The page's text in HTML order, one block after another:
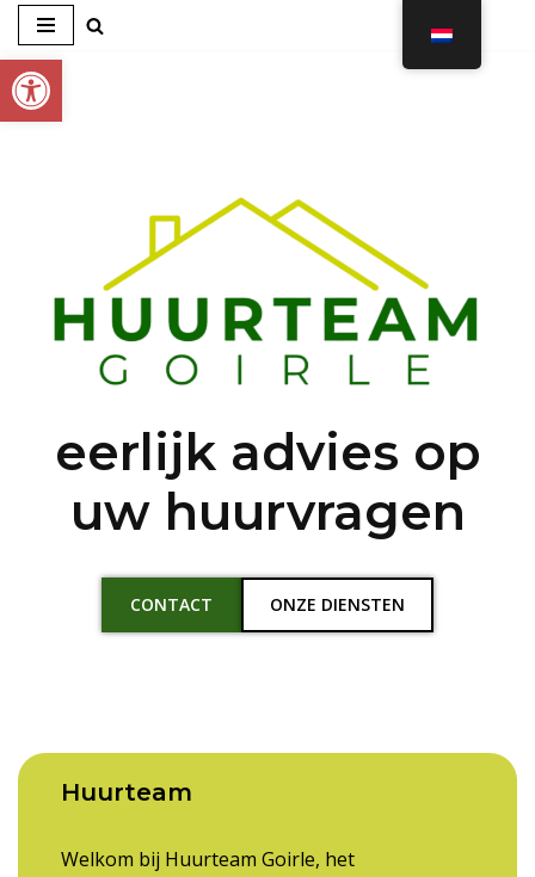
Toolbar openen
Ga
naar
de
eerlijk advies op
uw huurvragen
CONTACT ONZE DIENSTEN
Huurteam
Welkom bij Huurteam Goirle, het